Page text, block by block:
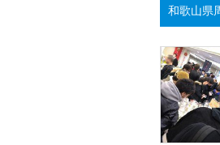
和歌山県